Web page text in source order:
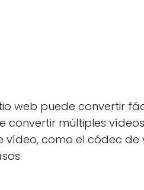
web puede convertir
convertir múltiples
como el códec de